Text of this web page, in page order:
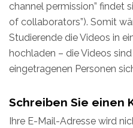
channel permission” findet
of collaborators”). Somit
Studierende die Videos in
hochladen – die Videos
eingetragenen Personen
Schreiben Sie einen
Ihre E-Mail-Adresse wird